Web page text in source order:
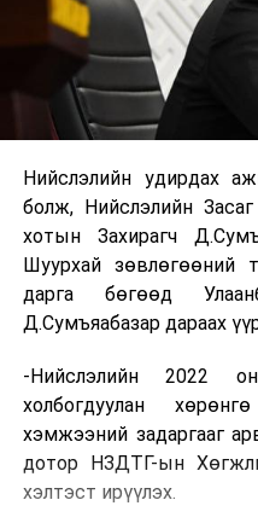
Нийслэлийн удирдах
болж, Нийслэлийн
хотын Захирагч
Шуурхай зөвлөгөөний
дарга бөгөөд
Д.Сумъяабазар дараах
-Нийслэлийн 2022
холбогдуулан
хэмжээний задаргааг
дотор НЗДТГ-ын
хэлтэст ирүүлэх.